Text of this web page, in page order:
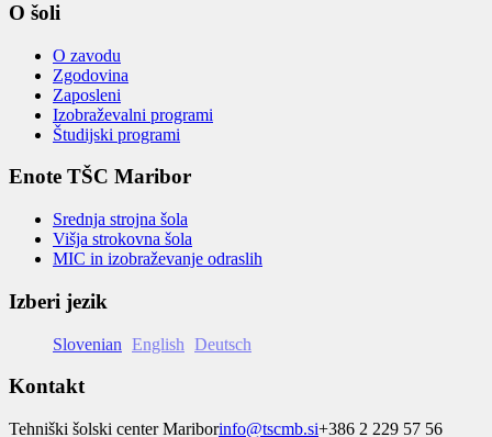
O šoli
O zavodu
Zgodovina
Zaposleni
Izobraževalni programi
Študijski programi
Enote TŠC Maribor
Srednja strojna šola
Višja strokovna šola
MIC in izobraževanje odraslih
Izberi jezik
Slovenian English Deutsch
Kontakt
Tehniški šolski center Mariborinfo@tscmb.si+386 2 229 57 56